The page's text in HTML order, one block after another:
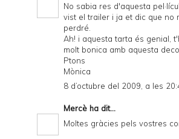
No sabia res d'aquesta
vist el trailer i ja et dic que no
perdré.
Ah! i aquesta tarta és genial,
molt bonica amb aquesta
Ptons
Mònica
8 d’octubre del 2009, a les
Mercè ha dit...
Moltes gràcies pels vostres